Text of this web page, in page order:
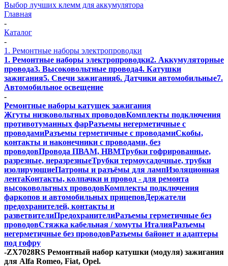
Выбор лучших клемм для аккумулятора
Главная
-
Каталог
-
1. Ремонтные наборы электропроводки
1. Ремонтные наборы электропроводки2. Аккумуляторные
провода3. Высоковольтные провода4. Катушки
зажигания5. Свечи зажигания6. Датчики автомобильные7.
Автомобильное освещение
-
Ремонтные наборы катушек зажигания
Жгуты низковольтных проводовКомплекты подключения
противотуманных фарРазъемы негерметичные с
проводамиРазъемы герметичные с проводамиСкобы,
контакты и наконечники с проводами, без
проводовПровода ПВАМ, НВМТрубки гофрированные,
разрезные, неразрезныеТрубки термоусадочные, трубки
изолирующиеПатроны и разъёмы для лампИзоляционная
лентаКонтакты, колпачки и провод - для ремонта
высоковольтных проводовКомплекты подключения
фаркопов и автомобильных прицеповДержатели
предохранителей, контакты и
разветвителиПредохранителиРазъемы герметичные без
проводовСтяжка кабельная / хомуты ИталияРазъемы
негерметичные без проводовРазъемы байонет и адаптеры
под гофру
-ZX7028RS Ремонтный набор катушки (модуля) зажигания
для Alfa Romeo, Fiat, Opel.